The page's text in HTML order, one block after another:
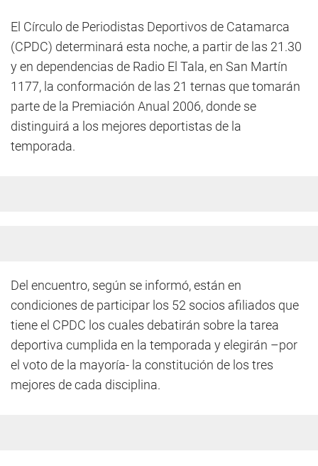
El Círculo de Periodistas Deportivos de Catamarca
(CPDC) determinará esta noche, a partir de las 21.30
y en dependencias de Radio El Tala, en San Martín
1177, la conformación de las 21 ternas que tomarán
parte de la Premiación Anual 2006, donde se
distinguirá a los mejores deportistas de la
temporada.
Del encuentro, según se informó, están en
condiciones de participar los 52 socios afiliados que
tiene el CPDC los cuales debatirán sobre la tarea
deportiva cumplida en la temporada y elegirán –por
el voto de la mayoría- la constitución de los tres
mejores de cada disciplina.